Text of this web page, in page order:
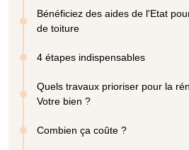
Bénéficiez des aides de l'Etat
de toiture
4 étapes indispensables
Quels travaux prioriser pour la
Votre bien ?
Combien ça coûte ?